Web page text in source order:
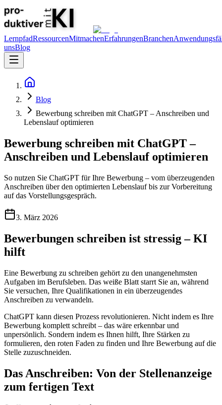
LernpfadRessourcenMitmachenErfahrungenBranchen
unsBlog
Blog
Bewerbung schreiben mit ChatGPT – Anschreiben und
Lebenslauf optimieren
Bewerbung schreiben mit ChatGPT –
Anschreiben und Lebenslauf optimieren
So nutzen Sie ChatGPT für Ihre Bewerbung – vom überzeugenden
Anschreiben über den optimierten Lebenslauf bis zur Vorbereitung
auf das Vorstellungsgespräch.
3. März 2026
Bewerbungen schreiben ist stressig – KI
hilft
Eine Bewerbung zu schreiben gehört zu den unangenehmsten
Aufgaben im Berufsleben. Das weiße Blatt starrt Sie an, während
Sie versuchen, Ihre Qualifikationen in ein überzeugendes
Anschreiben zu verwandeln.
ChatGPT kann diesen Prozess revolutionieren. Nicht indem es Ihre
Bewerbung komplett schreibt – das wäre erkennbar und
unpersönlich. Sondern indem es Ihnen hilft, Ihre Stärken zu
formulieren, den roten Faden zu finden und Ihre Bewerbung auf die
Stelle zuzuschneiden.
Das Anschreiben: Von der Stellenanzeige
zum fertigen Text